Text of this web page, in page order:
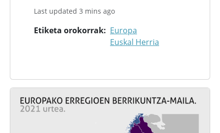
Last updated 3 mins ago
Etiketa orokorrak
Europa
Euskal Herria